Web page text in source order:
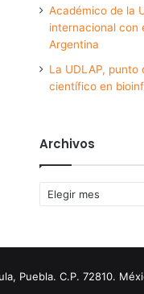
Académico de la
internacional con
Argentina
La UDLAP,
científico en
Archivos
Archivos
Puebla. C.P. 72810.